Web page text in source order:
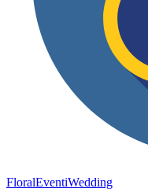
FloralEventiWedding